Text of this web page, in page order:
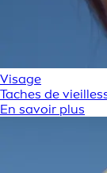
Visage
Taches de
En savoir plus